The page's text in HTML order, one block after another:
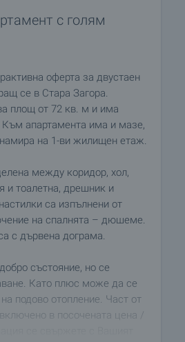
с голям
оферта за двустаен
се в Стара Загора.
площ от 72 кв. м и има
апартамента има и мазе,
на 1-ви жилищен етаж.
между коридор, хол,
и тоалетна, дрешник и
са изпълнени от
на спалнята – дюшеме.
с дървена дограма.
състояние, но се
Като плюс може да се
подово отопление. Част от
в посочената цена /